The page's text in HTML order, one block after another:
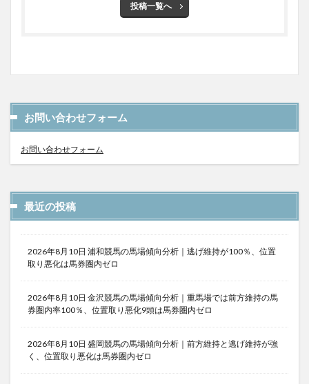
投稿一覧へ
お問い合わせフォーム
お問い合わせフォーム
最近の投稿
2026年8月10日 浦和競馬の馬場傾向分析｜逃げ維持が100％、位置
取り悪化は馬券圏内ゼロ
2026年8月10日 金沢競馬の馬場傾向分析｜重馬場では前方維持の馬
券圏内率100％、位置取り悪化9頭は馬券圏内ゼロ
2026年8月10日 盛岡競馬の馬場傾向分析｜前方維持と逃げ維持が強
く、位置取り悪化は馬券圏内ゼロ